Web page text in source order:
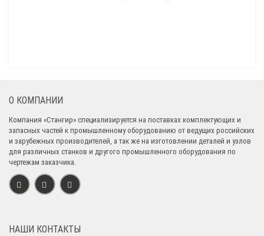
О КОМПАНИИ
Компания «Стангир» специализируется на поставках комплектующих и
запасных частей к промышленному оборудованию от ведущих российских
и зарубежных производителей, а так же на изготовлении деталей и узлов
для различных станков и другого промышленного оборудования по
чертежам заказчика.
НАШИ КОНТАКТЫ